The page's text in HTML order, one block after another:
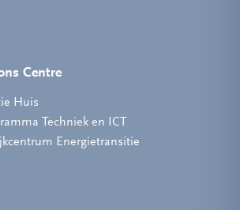
Centre
Huis
Techniek en ICT
Energietransitie